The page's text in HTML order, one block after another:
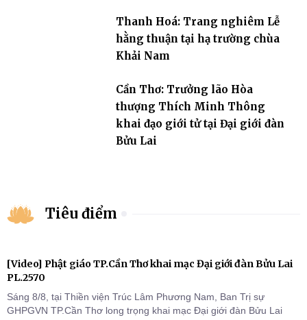
Thanh Hoá: Trang nghiêm Lễ
hằng thuận tại hạ trường chùa
Khải Nam
Cần Thơ: Trưởng lão Hòa
thượng Thích Minh Thông
khai đạo giới tử tại Đại giới đàn
Bửu Lai
Tiêu điểm
[Video] Phật giáo TP.Cần Thơ khai mạc Đại giới đàn Bửu Lai
PL.2570
Sáng 8/8, tại Thiền viện Trúc Lâm Phương Nam, Ban Trị sự
GHPGVN TP.Cần Thơ long trọng khai mạc Đại giới đàn Bửu Lai